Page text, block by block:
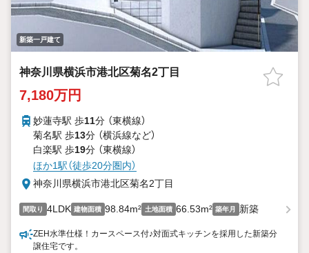
新築一戸建て
神奈川県横浜市港北区菊名2丁目
7,180万円
妙蓮寺駅 歩11分 （東横線）
菊名駅 歩13分 （横浜線など）
白楽駅 歩19分 （東横線）
ほか1駅（徒歩20分圏内）
神奈川県横浜市港北区菊名2丁目
間取り 4LDK 建物面積 98.84m² 土地面積 66.53m² 築年月 新築
ZEH水準仕様！カースペース付♪対面式キッチンを採用した新築分
譲住宅です。